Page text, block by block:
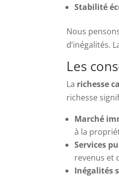
Stabilité
Nous
d’inégalités.
Les
La richesse
richesse
Marché
à la
Services
revenus et
Inégalités